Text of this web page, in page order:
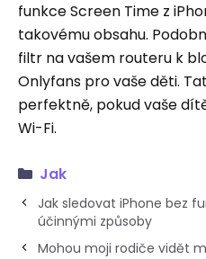
funkce Screen Time z
takovému obsahu.
filtr na vašem routeru k
Onlyfans pro vaše děti.
perfektně, pokud vaše
Wi-Fi.
Jak
Jak sledovat iPhone bez
účinnými způsoby
Mohou moji rodiče vidět